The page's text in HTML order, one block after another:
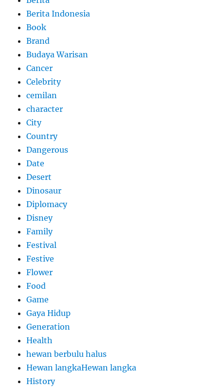
Berita Indonesia
Book
Brand
Budaya Warisan
Cancer
Celebrity
cemilan
character
City
Country
Dangerous
Date
Desert
Dinosaur
Diplomacy
Disney
Family
Festival
Festive
Flower
Food
Game
Gaya Hidup
Generation
Health
hewan berbulu halus
Hewan langkaHewan langka
History